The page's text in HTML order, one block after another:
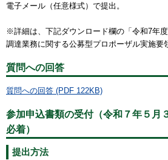
電子メール（任意様式）で提出。
※詳細は、下記ダウンロード欄の「令和7年
調達業務に関する公募型プロポーザル実施要
質問への回答
質問への回答 (PDF 122KB)
参加申込書類の受付（令和７年５月
必着）
提出方法